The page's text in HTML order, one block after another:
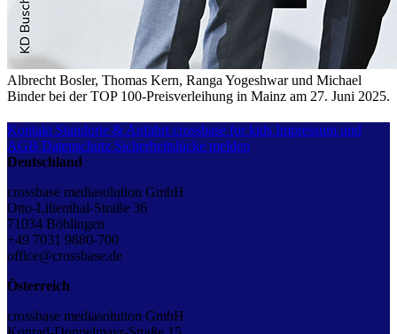
Albrecht Bosler, Thomas Kern, Ranga Yogeshwar und Michael
Binder bei der TOP 100-Preisverleihung in Mainz am 27. Juni 2025.
Kontakt Standorte & Anfahrt crossbase for kids Impressum und
AGB Datenschutz Sicherheitslücke melden
Deutschland
crossbase mediasolution GmbH
Otto-Lilienthal-Straße 36
71034 Böblingen
+49 7031 9880-700
office@crossbase.de
Österreich
crossbase mediasolution GmbH